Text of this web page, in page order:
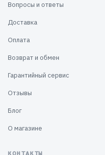
Вопросы и ответы
Доставка
Оплата
Возврат и обмен
Гарантийный сервис
Отзывы
Блог
О магазине
КОНТАКТЫ